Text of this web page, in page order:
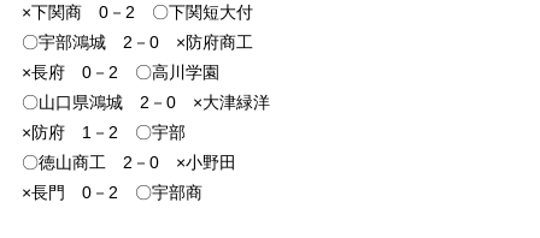
×下関商 0－2 〇下関短大付
〇宇部鴻城 2－0 ×防府商工
×長府 0－2 〇高川学園
〇山口県鴻城 2－0 ×大津緑洋
×防府 1－2 〇宇部
〇徳山商工 2－0 ×小野田
×長門 0－2 〇宇部商